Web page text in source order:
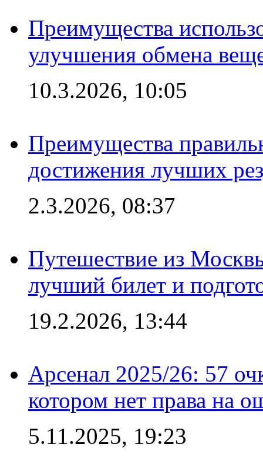
Преимущества
улучшения обмена
10.3.2026, 10:05
Преимущества
достижения лучших
2.3.2026, 08:37
Путешествие из
лучший билет и
19.2.2026, 13:44
Арсенал 2025/26: 57
котором нет права на
5.11.2025, 19:23